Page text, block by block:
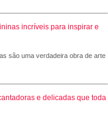
incríveis para inspirar e
são uma verdadeira obra de arte
e delicadas que toda